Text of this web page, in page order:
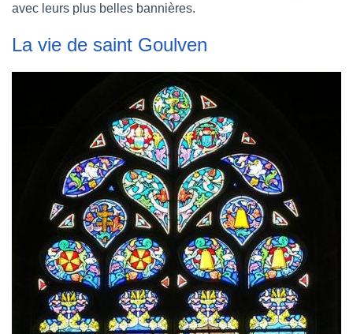
avec leurs plus belles bannières.
La vie de saint Goulven